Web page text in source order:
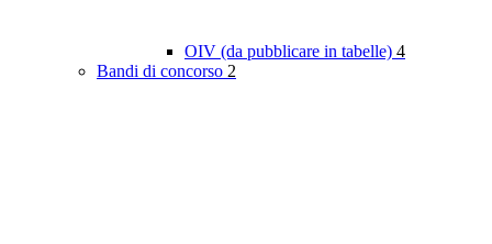
OIV (da pubblicare in tabelle) 4
Bandi di concorso 2